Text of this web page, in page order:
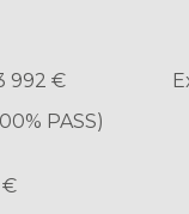
992 €
PASS)
€